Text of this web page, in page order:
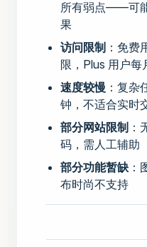
所有弱点——可
果
访问限制 ：免费
限，Plus 用户每
速度较慢 ：复杂
钟，不适合实时
部分网站限制 ：
码，需人工辅助
部分功能暂缺 ：
布时尚不支持